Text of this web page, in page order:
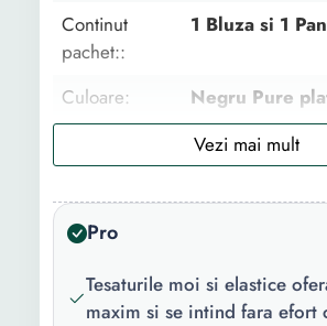
Continut
pachet::
1 Bluza si 1
Culoare:
Negru Pure
Cu model
Material:
Detalii:
Control al
uscare rapida
Pro
Tesaturile moi si elastice
maxim si se intind fara efort